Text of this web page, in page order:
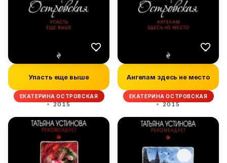
Упасть еще выше
ЕКАТЕРИНА ОСТРОВСКАЯ
2015
Ангелам здесь не место
ЕКАТЕРИНА ОСТРОВСКАЯ
2015